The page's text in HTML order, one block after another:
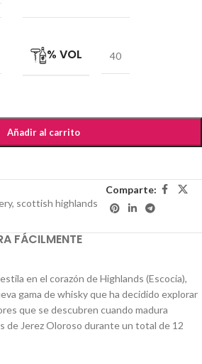
% VOL 40
Añadir al carrito
, scottish highlands
Comparte:
FÁCILMENTE
en el corazón de Highlands (Escocia),
gama de whisky que ha decidido explorar
que se descubren cuando madura
de Jerez Oloroso durante un total de 12